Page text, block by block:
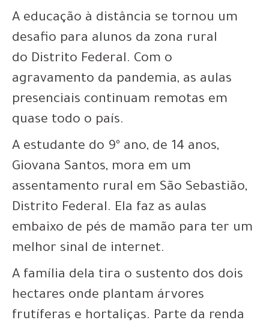
A educação à distância se tornou um
desafio para alunos da zona rural
do Distrito Federal. Com o
agravamento da pandemia, as aulas
presenciais continuam remotas em
quase todo o país.
A estudante do 9º ano, de 14 anos,
Giovana Santos, mora em um
assentamento rural em São Sebastião,
Distrito Federal. Ela faz as aulas
embaixo de pés de mamão para ter um
melhor sinal de internet.
A família dela tira o sustento dos dois
hectares onde plantam árvores
frutíferas e hortaliças. Parte da renda